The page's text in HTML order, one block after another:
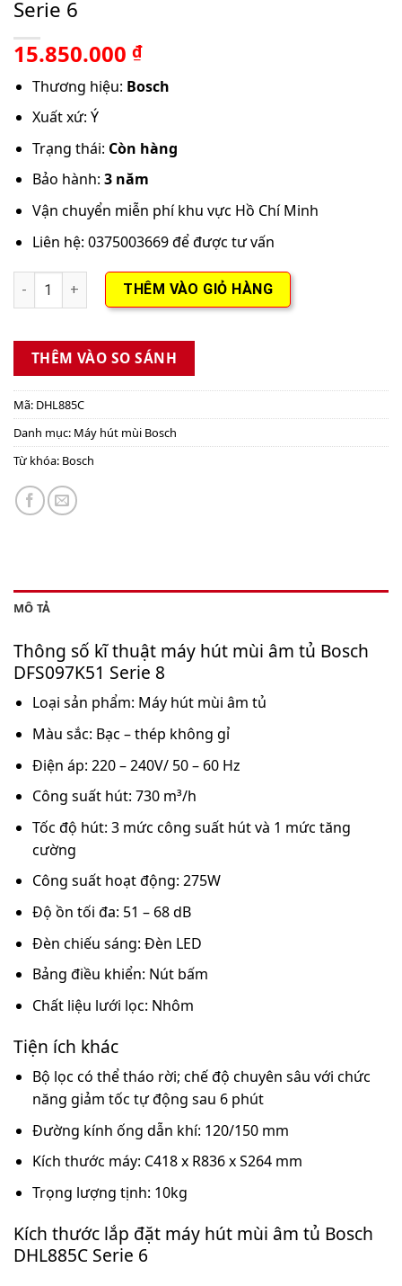
Serie 6
15.850.000 ₫
Thương hiệu: Bosch
Xuất xứ: Ý
Trạng thái: Còn hàng
Bảo hành: 3 năm
Vận chuyển miễn phí khu vực Hồ Chí Minh
Liên hệ: 0375003669 để được tư vấn
Máy hút mùi âm tủ Bosch DHL885C Serie 6 số lượng
THÊM VÀO GIỎ HÀNG
THÊM VÀO SO SÁNH
Mã: DHL885C
Danh mục: Máy hút mùi Bosch
Từ khóa: Bosch
MÔ TẢ
Thông số kĩ thuật máy hút mùi âm tủ Bosch
DFS097K51 Serie 8
Loại sản phẩm: Máy hút mùi âm tủ
Màu sắc: Bạc – thép không gỉ
Điện áp: 220 – 240V/ 50 – 60 Hz
Công suất hút: 730 m³/h
Tốc độ hút: 3 mức công suất hút và 1 mức tăng
cường
Công suất hoạt động: 275W
Độ ồn tối đa: 51 – 68 dB
Đèn chiếu sáng: Đèn LED
Bảng điều khiển: Nút bấm
Chất liệu lưới lọc: Nhôm
Tiện ích khác
Bộ lọc có thể tháo rời; chế độ chuyên sâu với chức
năng giảm tốc tự động sau 6 phút
Đường kính ống dẫn khí: 120/150 mm
Kích thước máy: C418 x R836 x S264 mm
Trọng lượng tịnh: 10kg
Kích thước lắp đặt máy hút mùi âm tủ Bosch
DHL885C Serie 6